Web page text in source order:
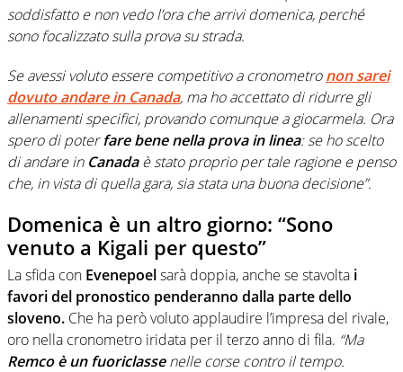
soddisfatto e non vedo l’ora che arrivi domenica, perché
sono focalizzato sulla prova su strada.
Se avessi voluto essere competitivo a cronometronon sarei
dovuto andare in Canada, ma ho accettato di ridurre gli
allenamenti specifici, provando comunque a giocarmela. Ora
spero di poterfare bene nella prova in linea: se ho scelto
di andare in Canadaè stato proprio per tale ragione e penso
che, in vista di quella gara, sia stata una buona decisione”.
Domenica è un altro giorno: “Sono
venuto a Kigali per questo”
La sfida con Evenepoelsarà doppia, anche se stavolta i
favori del pronostico penderanno dalla parte dello
sloveno. Che ha però voluto applaudire l’impresa del rivale,
oro nella cronometro iridata per il terzo anno di fila. “Ma
Remco è un fuoriclassenelle corse contro il tempo.